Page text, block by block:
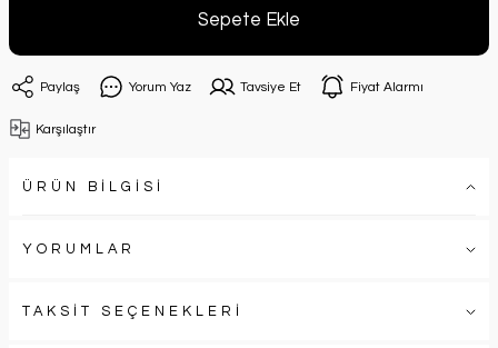
Sepete Ekle
Paylaş Yorum Yaz Tavsiye Et Fiyat Alarmı
Karşılaştır
ÜRÜN BİLGİSİ
YORUMLAR
TAKSİT SEÇENEKLERİ